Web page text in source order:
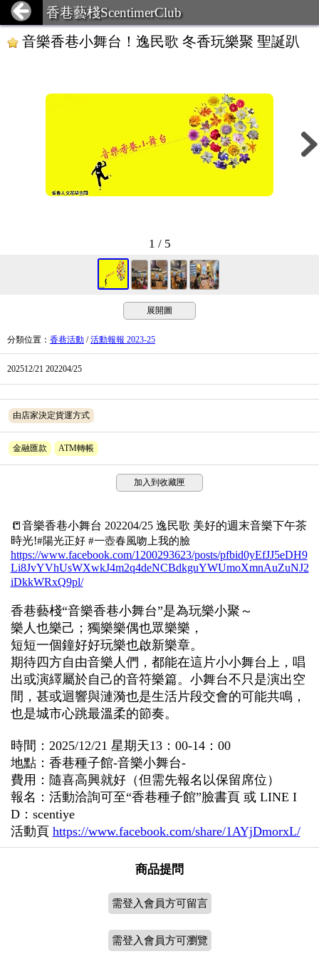
香巷藝棧ScentimerClub
音樂香巷小舞台！逸民歌 冬香玩樂聚 聖誕趴
1 / 5
展開圖
分類位置 ： 香巷活動 /活動報報 2023-25
202512/21 202204/25
由店家決定貨運方式
金融匯款 ATM轉帳
加入到收藏匣
📒音樂香巷小舞台 202204/25 逸民歌 美好的週末音樂下午茶
時光!#陽光正好 #一壺春風吻上我的臉
https://www.facebook.com/1200293623/posts/pfbid0yEfJJ5eDH9
Li8JvYVhUsWXwkJ4m2q4deNCBdkguYWUmoXmnAuZuNJ2
iDkkWRxQ9pl/
香巷藝棧“音樂香巷小舞台”是為玩樂小聚～
樂人也樂己；獨樂樂偶也眾樂樂，
短短一個鐘好好玩樂也啟新樂章。
期待四方自由音樂人們，都能在這片小小舞台上，唱
出或演繹屬於自己的音符樂篇。小舞台不只是演出空
間，甚或迴響與漣漪也是生活片段交會的可能共鳴，
也是城市心跳最溫柔的節奏。
時間：2025/12/21 星期天13：00-14：00
地點：香巷種子館-音樂小舞台-
費用：隨喜高興就好（但需先報名以保留席位）
報名：活動洽詢可至“香巷種子館”臉書頁 或 LINE I
D：scentiye
活動頁 https://www.facebook.com/share/1AYjDmorxL/
商品提問
需登入會員方可留言
需登入會員方可瀏覽